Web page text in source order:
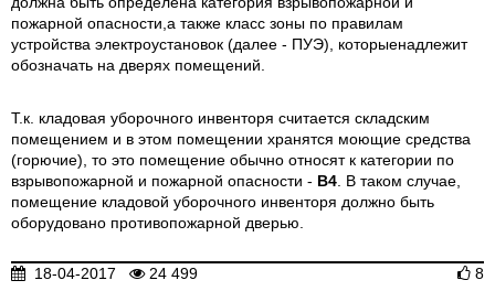
пожарной опасности,а также класс зоны по правилам
устройства электроустановок (далее - ПУЭ), которыенадлежит
обозначать на дверях помещений.
Т.к. кладовая уборочного инвенторя считается складским
помещением и в этом помещении хранятся моющие средства
(горючие), то это помещение обычно относят к категории по
взрывопожарной и пожарной опасности - В4 . В таком случае,
помещение кладовой уборочного инвенторя должно быть
оборудовано противопожарной дверью.
18-04-2017 24 499 8